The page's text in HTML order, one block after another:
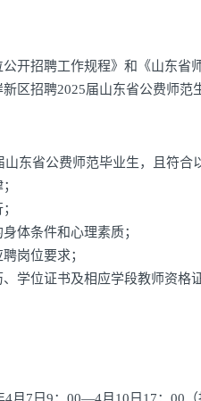
开招聘工作规程》和《山东省
区招聘2025届山东省公费师范
东省公费师范毕业生，且符合
体条件和心理素质；
岗位要求；
、学位证书及相应学段教师资